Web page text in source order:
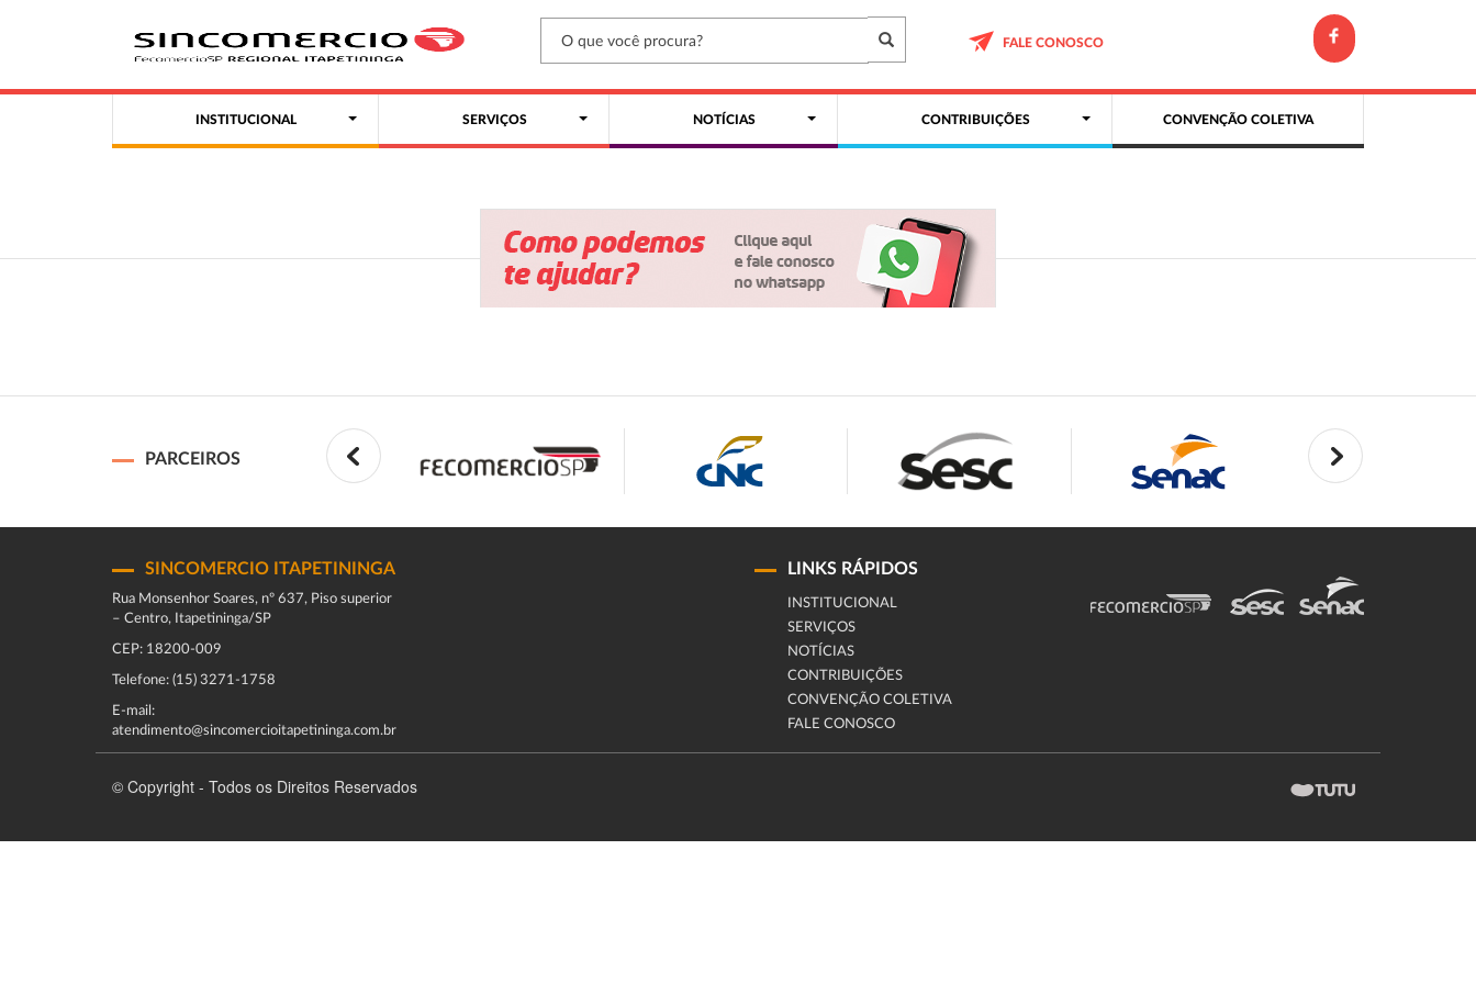
FALE CONOSCO
INSTITUCIONAL SERVIÇOS NOTÍCIAS CONTRIBUIÇÕES CONVENÇÃO COLETIVA
PARCEIROS
SINCOMERCIO ITAPETININGA
Rua Monsenhor Soares, nº 637, Piso superior
– Centro, Itapetininga/SP
CEP: 18200-009
Telefone: (15) 3271-1758
E-mail:
atendimento@sincomercioitapetininga.com.br
LINKS RÁPIDOS
INSTITUCIONAL
SERVIÇOS
NOTÍCIAS
CONTRIBUIÇÕES
CONVENÇÃO COLETIVA
FALE CONOSCO
© Copyright - Todos os Direitos Reservados